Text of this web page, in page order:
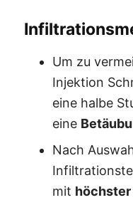
Um zu
Injektion
eine halbe
eine
Nach
mit